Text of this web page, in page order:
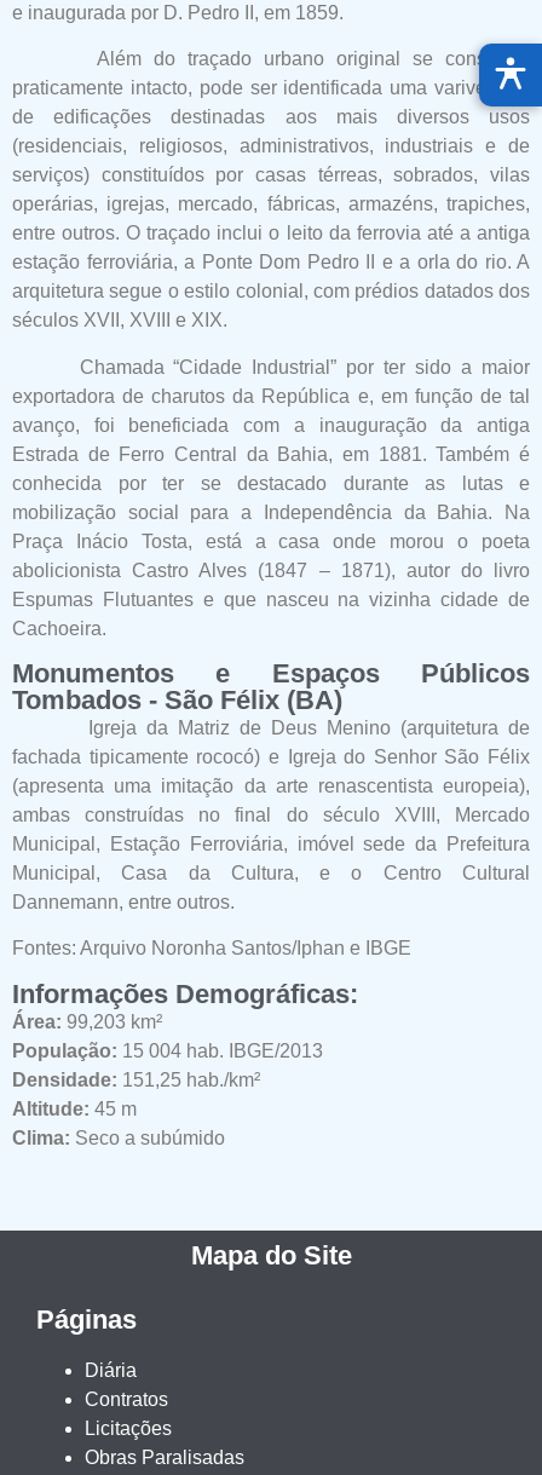
e inaugurada por D. Pedro II, em 1859.
Além do traçado urbano original se conservar
praticamente intacto, pode ser identificada uma varivedade
de edificações destinadas aos mais diversos usos
(residenciais, religiosos, administrativos, industriais e de
serviços) constituídos por casas térreas, sobrados, vilas
operárias, igrejas, mercado, fábricas, armazéns, trapiches,
entre outros. O traçado inclui o leito da ferrovia até a antiga
estação ferroviária, a Ponte Dom Pedro II e a orla do rio. A
arquitetura segue o estilo colonial, com prédios datados dos
séculos XVII, XVIII e XIX.
Chamada “Cidade Industrial” por ter sido a maior
exportadora de charutos da República e, em função de tal
avanço, foi beneficiada com a inauguração da antiga
Estrada de Ferro Central da Bahia, em 1881. Também é
conhecida por ter se destacado durante as lutas e
mobilização social para a Independência da Bahia. Na
Praça Inácio Tosta, está a casa onde morou o poeta
abolicionista Castro Alves (1847 – 1871), autor do livro
Espumas Flutuantes e que nasceu na vizinha cidade de
Cachoeira.
Monumentos e Espaços Públicos
Tombados - São Félix (BA)
Igreja da Matriz de Deus Menino (arquitetura de
fachada tipicamente rococó) e Igreja do Senhor São Félix
(apresenta uma imitação da arte renascentista europeia),
ambas construídas no final do século XVIII, Mercado
Municipal, Estação Ferroviária, imóvel sede da Prefeitura
Municipal, Casa da Cultura, e o Centro Cultural
Dannemann, entre outros.
Fontes: Arquivo Noronha Santos/Iphan e IBGE
Informações Demográficas:
Área: 99,203 km²
População: 15 004 hab. IBGE/2013
Densidade: 151,25 hab./km²
Altitude: 45 m
Clima: Seco a subúmido
Mapa do Site
Páginas
Diária
Contratos
Licitações
Obras Paralisadas